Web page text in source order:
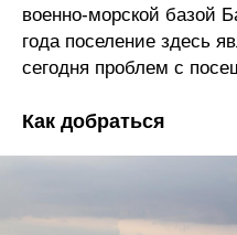
военно-морской базой
года поселение здесь
сегодня проблем с
Как добраться